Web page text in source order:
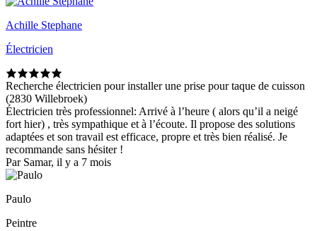
Achille Stephane
Électricien
Recherche électricien pour installer une prise pour taque de cuisson
(2830 Willebroek)
Électricien très professionnel: Arrivé à l’heure ( alors qu’il a neigé
fort hier) , très sympathique et à l’écoute. Il propose des solutions
adaptées et son travail est efficace, propre et très bien réalisé. Je
recommande sans hésiter !
Par Samar, il y a 7 mois
Paulo
Peintre